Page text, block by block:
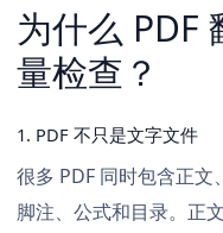
为什么 PDF
量检查？
1. PDF 不只是文字文件
很多 PDF 同时包含正文
脚注、公式和目录。正